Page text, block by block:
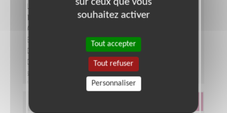
Lieu :
AUXERRE (89000)
Aide à l'insertion, Parrainages
Association :
Economique
Date :
Tout le temps
Disponibilité demandée :Quelques heures par
semaine /mois - Hebdomadaire / mensuelle ;
idéalement sur 2 ans
souhaitez activer
Tout accepter
Tout refuser
Personnaliser